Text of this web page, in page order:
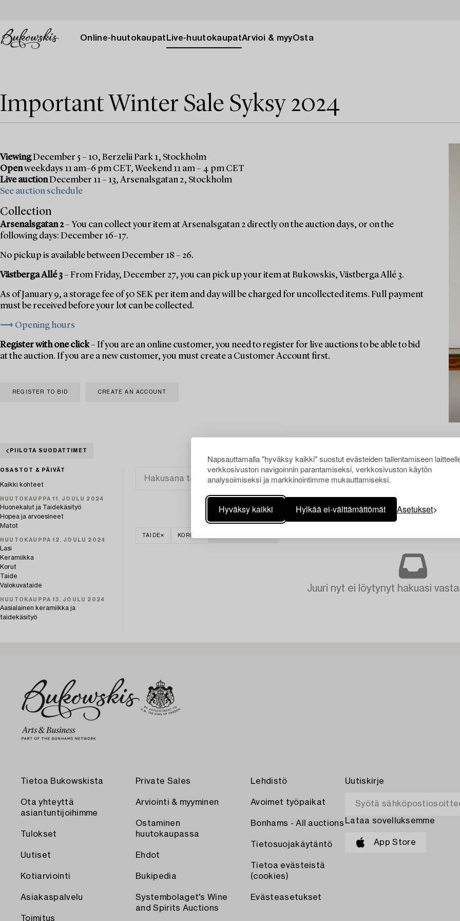
Napsauttamalla "hyväksy kaikki" suostut evästeiden tallentamiseen
verkkosivuston navigoinnin parantamiseksi, verkkosivuston käytön
analysoimiseksi ja markkinointimme mukauttamiseksi.
Hyväksy kaikki Hylkää ei-välttämättömät Asetukset
Online-huutokaupat Live-huutokaupatArvioi & myyOsta
Important Winter Sale Syksy 2024
ViewingDecember 5 – 10, Berzelii Park 1, Stockholm
Openweekdays 11 am–6 pm CET, Weekend 11 am – 4 pm CET
Live auctionDecember 11 – 13, Arsenalsgatan 2, Stockholm
See auction schedule
Collection
Arsenalsgatan 2– You can collect your item at Arsenalsgatan 2 directly on the auction days, or on the
following days: December 16–17.
No pickup is available between December 18 – 26.
Västberga Allé 3– From Friday, December 27, you can pick up your item at Bukowskis, Västberga Allé 3.
As of January 9, a storage fee of 50 SEK per item and day will be charged for uncollected items. Full payment
must be received before your lot can be collected.
⟶ Opening hours
Register with one click– If you are an online customer, you need to register for live auctions to be able to bid
at the auction. If you are a new customer, you must create a Customer Account first.
REGISTER TO BID CREATE AN ACCOUNT
PIILOTA SUODATTIMET
OSASTOT & PÄIVÄT
Kaikki kohteet
HUUTOKAUPPA 11. JOULU 2024
Huonekalut ja Taidekäsityö
Hopea ja arvoesineet
Matot
HUUTOKAUPPA 12. JOULU 2024
Lasi
Keramiikka
Korut
Taide
Valokuvataide
HUUTOKAUPPA 13. JOULU 2024
Aasialainen keramiikka ja
taidekäsityö
TAIDE KORUT
Juuri nyt ei löytynyt hakuasi
Tietoa Bukowskista
Ota yhteyttä
asiantuntijoihimme
Tulokset
Uutiset
Kotiarviointi
Asiakaspalvelu
Toimitus
Private Sales
Arviointi & myyminen
Ostaminen
huutokaupassa
Ehdot
Bukipedia
Systembolaget's Wine
and Spirits Auctions
Lehdistö
Avoimet työpaikat
Bonhams - All auctions
Tietosuojakäytäntö
Tietoa evästeistä
(cookies)
Evästeasetukset
Uutiskirje
Lataa sovelluksemme
App Store